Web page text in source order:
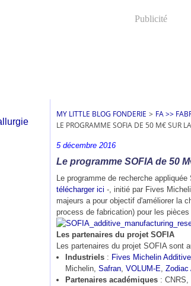
Publicité
MY LITTLE BLOG FONDERIE > FA >>
LE PROGRAMME SOFIA DE 50 M€ SUR
5 décembre 2016
Le programme SOFIA de 50
Le programme de recherche
télécharger ici -, initié par Fives
majeurs a pour objectif d'améliorer la
process de fabrication) pour les
Les partenaires du projet SOFIA
Les partenaires du projet SOFIA sont
Industriels : Fives Michelin
Michelin, Safran, VOLUM-E, Zodiac
Partenaires académiques :